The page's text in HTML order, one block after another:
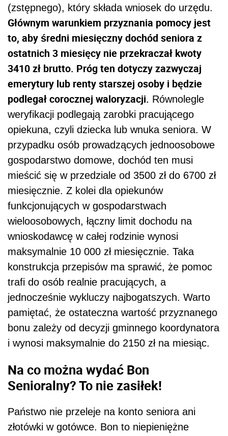
(zstępnego), który składa wniosek do urzędu.
Głównym warunkiem przyznania pomocy jest
to, aby średni miesięczny dochód seniora z
ostatnich 3 miesięcy nie przekraczał kwoty
3410 zł brutto. Próg ten dotyczy zazwyczaj
emerytury lub renty starszej osoby i będzie
podlegał corocznej waloryzacji. Równolegle
weryfikacji podlegają zarobki pracującego
opiekuna, czyli dziecka lub wnuka seniora. W
przypadku osób prowadzących jednoosobowe
gospodarstwo domowe, dochód ten musi
mieścić się w przedziale od 3500 zł do 6700 zł
miesięcznie. Z kolei dla opiekunów
funkcjonujących w gospodarstwach
wieloosobowych, łączny limit dochodu na
wnioskodawcę w całej rodzinie wynosi
maksymalnie 10 000 zł miesięcznie. Taka
konstrukcja przepisów ma sprawić, że pomoc
trafi do osób realnie pracujących, a
jednocześnie wykluczy najbogatszych. Warto
pamiętać, że ostateczna wartość przyznanego
bonu zależy od decyzji gminnego koordynatora
i wynosi maksymalnie do 2150 zł na miesiąc.
Na co można wydać Bon
Senioralny? To nie zasiłek!
Państwo nie przeleje na konto seniora ani
złotówki w gotówce. Bon to niepieniężne